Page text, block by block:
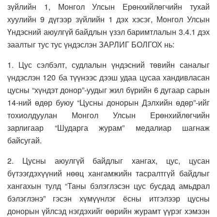
зүйлийн 1, Монгол Улсын Ерөнхийлөгчийн тухай
хуулийн 9 дүгээр зүйлийн 1 дэх хэсэг, Монгол Улсын
Үндэсний аюулгүй байдлын үзэл баримтлалын 3.4.1 дэх
заалтыг тус тус үндэслэн ЗАРЛИГ БОЛГОХ нь:
1. Цус сэлбэлт, судлалын үндэсний төвийн саналыг
үндэслэн 120 ба түүнээс дээш удаа цусаа хандивласан
цусны “хүндэт донор”-уудыг жил бүрийн 6 дугаар сарын
14-ний өдөр буюу “Цусны донорын Дэлхийн өдөр”-ийг
тохиолдуулан Монгол Улсын Ерөнхийлөгчийн
зарлигаар “Шударга журам” медалиар шагнаж
байсугай.
2. Цусны аюулгүй байдлыг хангах, цус, цусан
бүтээгдэхүүний нөөц хангамжийн тасралтгүй байдлыг
хангахын тулд “Таны бэлэглэсэн цус бусдад амьдрал
бэлэглэнэ” гэсэн хүмүүнлэг ёсны итгэлээр цусны
донорын үйлсэд нэгдэхийг өөрийн журамт үүрэг хэмээн